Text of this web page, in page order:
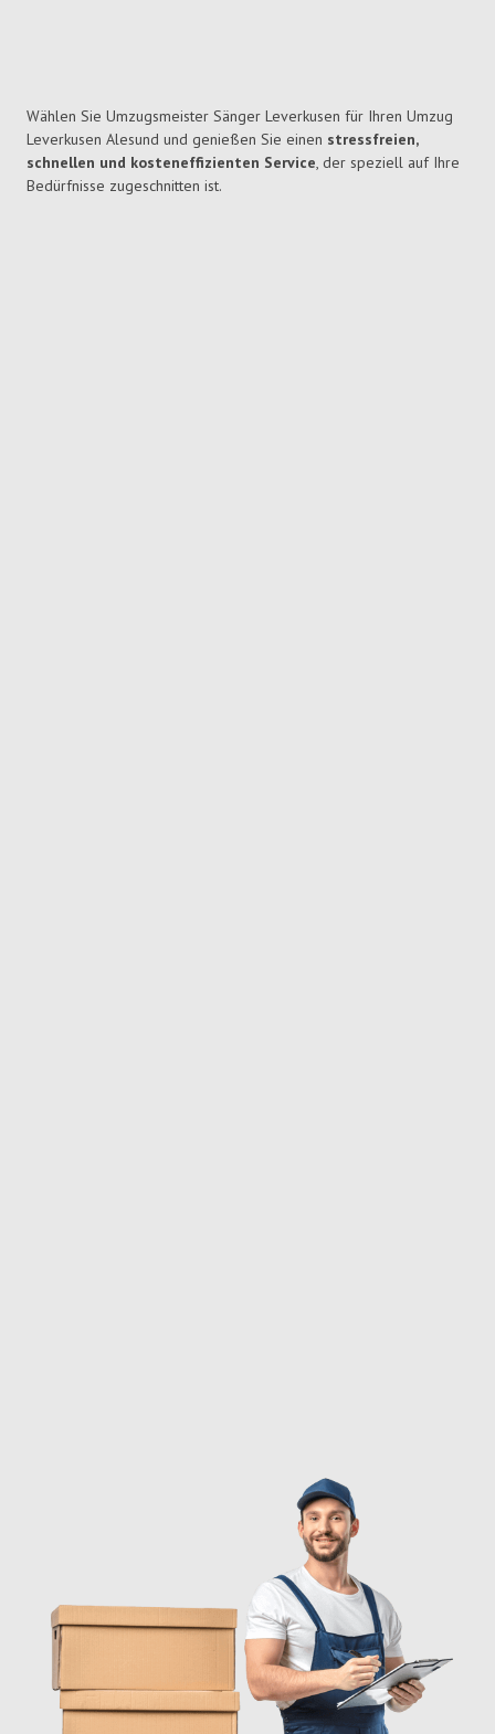
Wählen Sie Umzugsmeister Sänger Leverkusen für Ihren Umzug
Leverkusen Alesund und genießen Sie einen stressfreien,
schnellen und kosteneffizienten Service, der speziell auf Ihre
Bedürfnisse zugeschnitten ist.